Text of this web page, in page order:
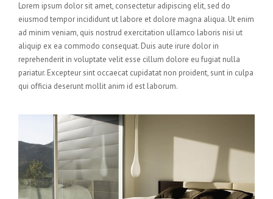
Lorem ipsum dolor sit amet, consectetur adipiscing elit, sed do
eiusmod tempor incididunt ut labore et dolore magna aliqua. Ut enim
ad minim veniam, quis nostrud exercitation ullamco laboris nisi ut
aliquip ex ea commodo consequat. Duis aute irure dolor in
reprehenderit in voluptate velit esse cillum dolore eu fugiat nulla
pariatur. Excepteur sint occaecat cupidatat non proident, sunt in culpa
qui officia deserunt mollit anim id est laborum.